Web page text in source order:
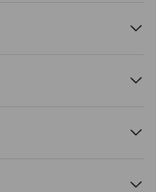
ДЕМАКИЯЖ: Сделай
Vp/Hexadecene